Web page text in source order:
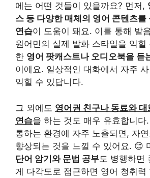
에는 어떤 것들이 있을까요? 먼저,
스 등 다양한 매체의 영어 콘텐츠를
연습이 도움이 돼요. 이를 통해 발
원어민의 실제 발화 스타일을 익힐
한 영어 팟캐스트나 오디오북을 듣
이에요. 일상적인 대화에서 자주
익힐 수 있답니다.
그 외에도 영어권 친구나 동료와
연습을 하는 것도 매우 유효합니다
통하는 환경에 자주 노출되면, 자
향상되는 것을 느낄 수 있어요. 😊
단어 암기와 문법 공부도 병행하면
게 다각도로 접근하면 영어 청취력